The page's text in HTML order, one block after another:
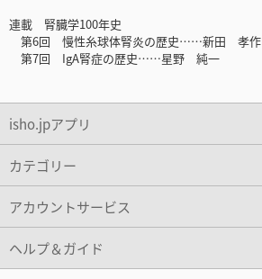
連載 腎臓学100年史
第6回 慢性糸球体腎炎の歴史……新田 孝作
第7回 IgA腎症の歴史……星野 純一
isho.jpアプリ
カテゴリー
アカウントサービス
ヘルプ＆ガイド